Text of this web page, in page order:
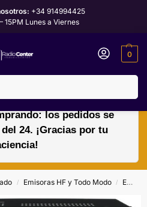
+34 914994425
15PM Lunes a Viernes
0
del 10 al 24 de agosto.
los pedidos se
24. ¡Gracias por tu
/ Emisoras HF y Todo Modo / Emisoras HF ICOM